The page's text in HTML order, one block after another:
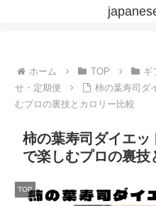
ホーム TOP ギ
せ・定期便
柿の葉寿司ダ
むプロの裏技とカロリー比較
柿の葉寿司ダイエッ
で楽しむプロの裏技
TOP